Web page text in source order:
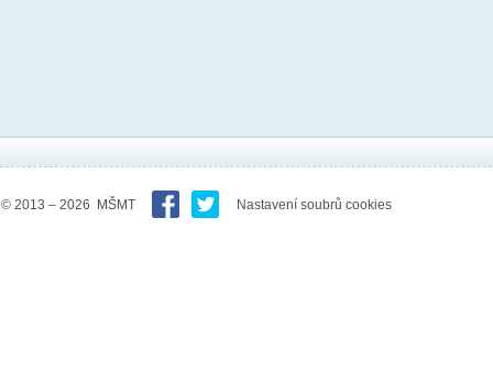
© 2013 – 2026 MŠMT Nastavení soubrů cookies